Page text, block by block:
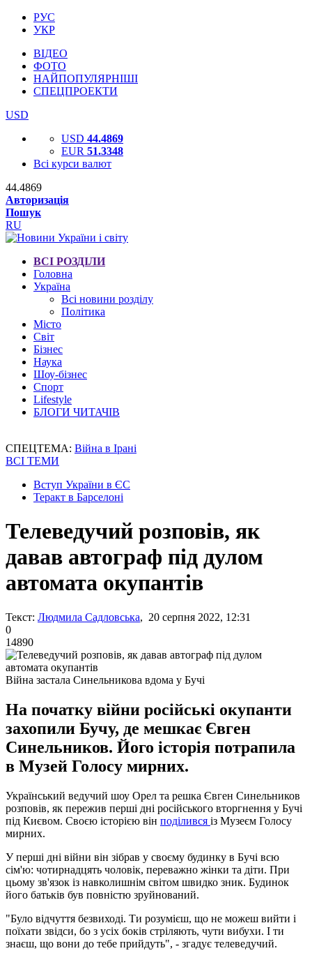
РУС
УКР
ВІДЕО
ФОТО
НАЙПОПУЛЯРНІШІ
СПЕЦПРОЕКТИ
USD
USD 44.4869
EUR 51.3348
Всі курси валют
44.4869
Авторизація
Пошук
RU
ВСІ РОЗДІЛИ
Головна
Україна
Всі новини розділу
Політика
Місто
Світ
Бізнес
Наука
Шоу-бізнес
Спорт
Lifestyle
БЛОГИ ЧИТАЧІВ
СПЕЦТЕМА: Війна в Ірані
ВСІ ТЕМИ
Вступ України в ЄС
Теракт в Барселоні
Телеведучий розповів, як
давав автограф під дулом
автомата окупантів
Текст: Людмила Садловська, 20 серпня 2022, 12:31
0
14890
Війна застала Синельникова вдома у Бучі
На початку війни російські окупанти
захопили Бучу, де мешкає Євген
Синельников. Його історія потрапила
в Музей Голосу мирних.
Український ведучий шоу Орел та решка Євген Синельников
розповів, як пережив перші дні російського вторгнення у Бучі
під Києвом. Своєю історією він поділився із Музеєм Голосу
мирних.
У перші дні війни він зібрав у своєму будинку в Бучі всю
сім'ю: чотирнадцять чоловік, переважно жінки та діти. При
цьому зв'язок із навколишнім світом швидко зник. Будинок
його батьків був повністю зруйнований.
"Було відчуття безвиході. Ти розумієш, що не можеш вийти і
поїхати звідси, бо з усіх боків стріляють, чути вибухи. І ти
знаєш, що вони до тебе прийдуть", - згадує телеведучий.